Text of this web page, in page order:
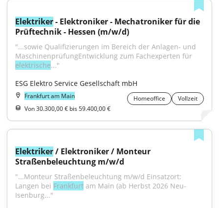
Elektriker - Elektroniker - Mechatroniker für die
Prüftechnik - Hessen (m/w/d)
"...sowie Qualifizierungen im Bereich der Anlagen- und
elektrische..."
ESG Elektro Service Gesellschaft mbH
Frankfurt am Main Homeoffice
Vollzeit
Von 30.300,00 € bis 59.400,00 €
Elektriker / Elektroniker / Monteur
Straßenbeleuchtung m/w/d
"...Monteur Straßenbeleuchtung m/w/d Einsatzort:
Langen bei Frankfurt am Main (ab Herbst 2026 Neu-
Isenburg..."